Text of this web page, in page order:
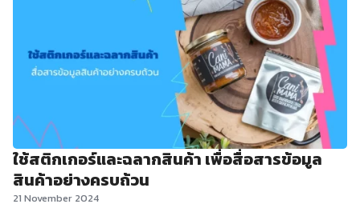
ใช้สติกเกอร์และฉลากสินค้า เพื่อสื่อสารข้อมูล
สินค้าอย่างครบถ้วน
21 November 2024